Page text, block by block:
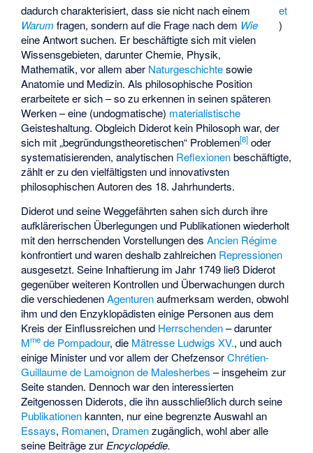
et
)
dadurch charakterisiert, dass sie nicht nach einem
Warum fragen, sondern auf die Frage nach dem Wie
eine Antwort suchen. Er beschäftigte sich mit vielen
Wissensgebieten, darunter Chemie, Physik,
Mathematik, vor allem aber Naturgeschichtesowie
Anatomie und Medizin. Als philosophische Position
erarbeitete er sich – so zu erkennen in seinen späteren
Werken – eine (undogmatische) materialistische
Geisteshaltung. Obgleich Diderot kein Philosoph war, der
sich mit „begründungstheoretischen“ Problemen[8] oder
systematisierenden, analytischen Reflexionenbeschäftigte,
zählt er zu den vielfältigsten und innovativsten
philosophischen Autoren des 18. Jahrhunderts.
Diderot und seine Weggefährten sahen sich durch ihre
aufklärerischen Überlegungen und Publikationen wiederholt
mit den herrschenden VorstellungendesAncien Régime
konfrontiert und waren deshalb zahlreichen Repressionen
ausgesetzt. Seine Inhaftierung im Jahr 1749 ließ Diderot
gegenüber weiteren Kontrollen und Überwachungen durch
die verschiedenenAgenturenaufmerksam werden, obwohl
ihm und den Enzyklopädisten einige Personen aus dem
Kreis der Einflussreichen und Herrschenden– darunter
Mme de Pompadour, die Mätresse Ludwigs XV., und auch
einige Minister und vor allem der ChefzensorChrétien-
Guillaume de Lamoignon de Malesherbes – insgeheim zur
Seite standen. Dennoch war den interessierten
Zeitgenossen Diderots, die ihn ausschließlich durch seine
Publikationenkannten, nur eine begrenzte Auswahl an
Essays, Romanen, Dramenzugänglich, wohl aber alle
seine Beiträge zur Encyclopédie.